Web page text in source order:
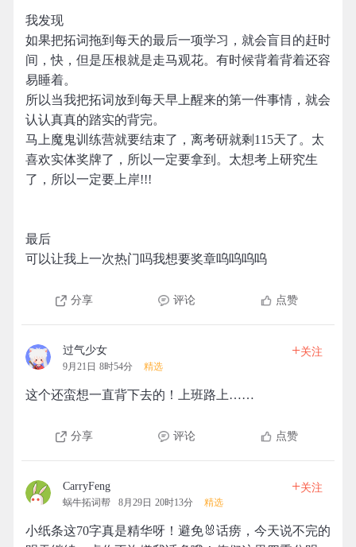
我发现
如果把拓词拖到每天的最后一项学习，就会盲目的赶时
间，快，但是压根就是走马观花。有时候背着背着还容
易睡着。
所以当我把拓词放到每天早上醒来的第一件事情，就会
认认真真的踏实的背完。
马上魔鬼训练营就要结束了，离考研就剩115天了。太
喜欢实体奖牌了，所以一定要拿到。太想考上研究生
了，所以一定要上岸!!!
最后
可以让我上一次热门吗我想要奖章呜呜呜呜
分享 评论 点赞
过气少女
9月21日 8时54分 精选
+关注
这个还蛮想一直背下去的！上班路上……
分享 评论 点赞
CarryFeng
蜗牛拓词帮 8月29日 20时13分 精选
+关注
小纸条这70字真是精华呀！避免🐰话痨，今天说不完的